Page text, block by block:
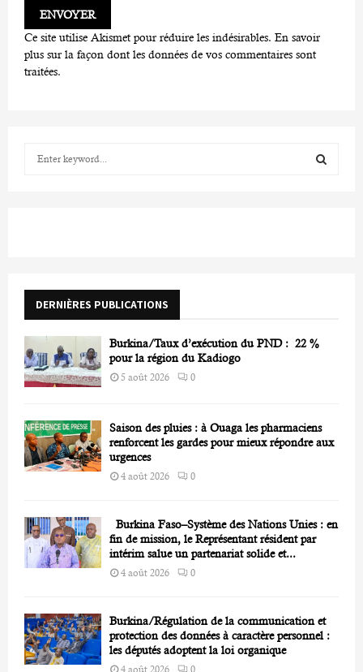
Ce site utilise Akismet pour réduire les indésirables. En savoir
plus sur la façon dont les données de vos commentaires sont
traitées.
r
DERNIÈRES PUBLICATIONS
Burkina/Taux d’exécution du PND : 22 %
pour la région du Kadiogo
5 août 2026 0
Saison des pluies : à Ouaga les pharmaciens
renforcent les gardes pour mieux répondre aux
urgences
4 août 2026 0
Burkina Faso–Système des Nations Unies : en
fin de mission, le Représentant résident par
intérim salue un partenariat solide et...
4 août 2026 0
Burkina/Régulation de la communication et
protection des données à caractère personnel :
les députés adoptent la loi organique
4 août 2026 0